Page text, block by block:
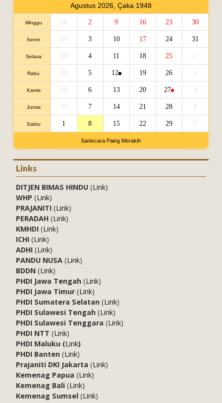
Agustus 2026, Çaka 1948
Minggu 26 2 9 16 23 30
Senin 27 3 10 17 24 31
Selasa 28 4 11 18 25 1
Rabu 29 5 12 19 26 2
Kamis 30 6 13 20 27 3
Jumat 31 7 14 21 28 4
Sabtu 1 8 15 22 29 5
Saniscara Paing Merakih
Links
DITJEN BIMAS HINDU (Link)
WHP (Link)
PRAJANITI (Link)
PERADAH (Link)
KMHDI(Link)
ICHI(Link)
ADHI(Link)
PANDU NUSA(Link)
BDDN (Link)
PHDI Jawa Tengah (Link)
PHDI Jawa Timur (Link)
PHDI Sumatera Selatan (Link)
PHDI Sulawesi Tengah (Link)
PHDI Sulawesi Tenggara (Link)
PHDI NTT (Link)
PHDI Maluku (Link)
PHDI Banten (Link)
Prajaniti DKI Jakarta (Link)
Kemenag Papua (Link)
Kemenag Bali (Link)
Kemenag Sumsel (Link)